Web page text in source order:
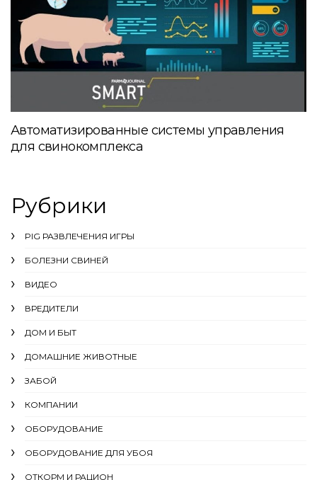
Автоматизированные системы управления
для свинокомплекса
Рубрики
PIG РАЗВЛЕЧЕНИЯ ИГРЫ
БОЛЕЗНИ СВИНЕЙ
ВИДЕО
ВРЕДИТЕЛИ
ДОМ И БЫТ
ДОМАШНИЕ ЖИВОТНЫЕ
ЗАБОЙ
КОМПАНИИ
ОБОРУДОВАНИЕ
ОБОРУДОВАНИЕ ДЛЯ УБОЯ
ОТКОРМ И РАЦИОН